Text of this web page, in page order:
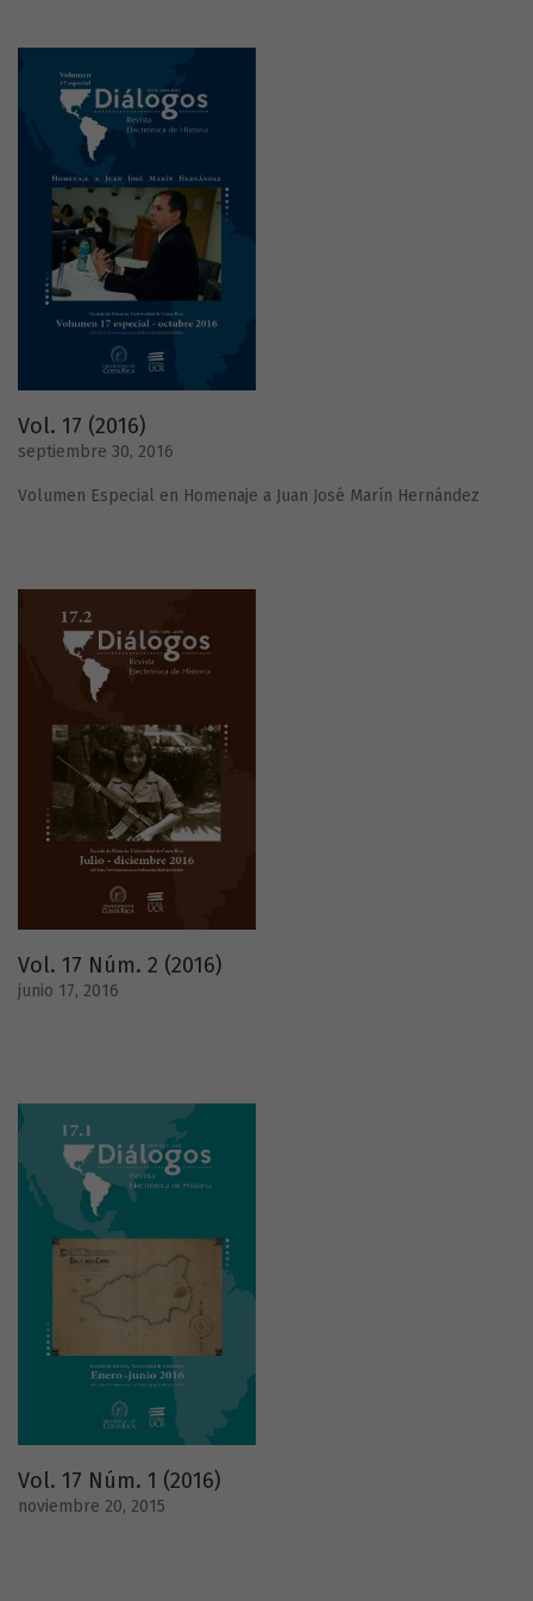
Vol. 17 (2016)
septiembre 30, 2016
Volumen Especial en Homenaje a Juan José Marín Hernández
Vol. 17 Núm. 2 (2016)
junio 17, 2016
Vol. 17 Núm. 1 (2016)
noviembre 20, 2015